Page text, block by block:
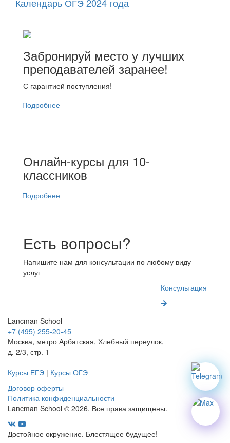
Забронируй место у лучших
преподавателей заранее!
С гарантией поступления!
Подробнее
Онлайн-курсы для 10-
классников
Подробнее
Есть вопросы?
Напишите нам для консультации по любому виду
услуг
Консультация
Lancman School
+7 (495) 255-20-45
Москва, метро Арбатская, Хлебный переулок,
д. 2/3, стр. 1
Курсы ЕГЭ | Курсы ОГЭ
Договор оферты
Политика конфиденциальности
Lancman School © 2026. Все права защищены.
Достойное окружение. Блестящее будущее!